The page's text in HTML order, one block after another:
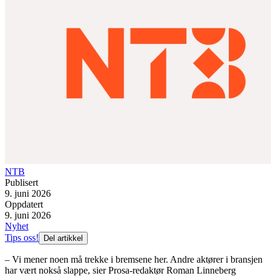
NTB
Publisert
9. juni 2026
Oppdatert
9. juni 2026
Nyhet
Tips oss!
Del artikkel
– Vi mener noen må trekke i bremsene her. Andre aktører i bransjen
har vært nokså slappe, sier Prosa-redaktør Roman Linneberg